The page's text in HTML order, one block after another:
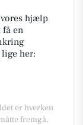
vores hjælp
en
her:
er hverken
fremgå,